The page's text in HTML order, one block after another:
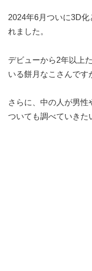
2024年6月ついに3D
れました。
デビューから2年以上
いる餅月なこさんです
さらに、中の人が男
ついても調べていきた